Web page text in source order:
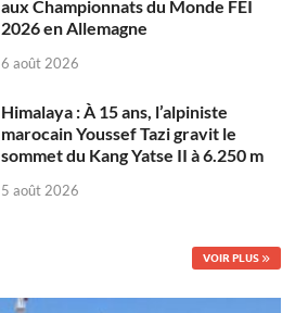
aux Championnats du Monde FEI
2026 en Allemagne
6 août 2026
Himalaya : À 15 ans, l’alpiniste
marocain Youssef Tazi gravit le
sommet du Kang Yatse II à 6.250 m
5 août 2026
VOIR PLUS